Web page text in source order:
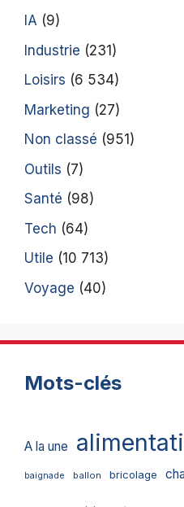
IA (9)
Industrie (231)
Loisirs (6 534)
Marketing (27)
Non classé (951)
Outils (7)
Santé (98)
Tech (64)
Utile (10 713)
Voyage (40)
Mots-clés
A la une
baignade ballon bricolage